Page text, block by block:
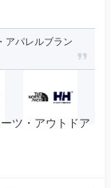
アパレルブラン
ツ・アウトドア